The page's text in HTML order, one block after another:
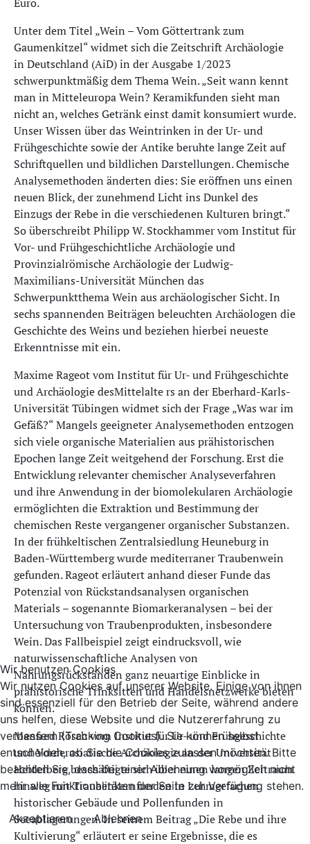
Unter dem Titel „Wein – Vom Göttertrank zum
Gaumenkitzel“ widmet sich die Zeitschrift Archäologie
in Deutschland (AiD) in der Ausgabe 1/2023
schwerpunktmäßig dem Thema Wein. „Seit wann kennt
man in Mitteleuropa Wein? Keramikfunden sieht man
nicht an, welches Getränk einst damit konsumiert wurde.
Unser Wissen über das Weintrinken in der Ur- und
Frühgeschichte sowie der Antike beruhte lange Zeit auf
Schriftquellen und bildlichen Darstellungen. Chemische
Analysemethoden änderten dies: Sie eröffnen uns einen
neuen Blick, der zunehmend Licht ins Dunkel des
Einzugs der Rebe in die verschiedenen Kulturen bringt.“
So überschreibt Philipp W. Stockhammer vom Institut für
Vor- und Frühgeschichtliche Archäologie und
Provinzialrömische Archäologie der Ludwig-
Maximilians-Universität München das
Schwerpunktthema Wein aus archäologischer Sicht. In
sechs spannenden Beiträgen beleuchten Archäologen die
Geschichte des Weins und beziehen hierbei neueste
Erkenntnisse mit ein.
Maxime Rageot vom Institut für Ur- und Frühgeschichte
und Archäologie desMittelalte rs an der Eberhard-Karls-
Universität Tübingen widmet sich der Frage „Was war im
Gefäß?“ Mangels geeigneter Analysemethoden entzogen
sich viele organische Materialien aus prähistorischen
Epochen lange Zeit weitgehend der Forschung. Erst die
Entwicklung relevanter chemischer Analyseverfahren
und ihre Anwendung in der biomolekularen Archäologie
ermöglichten die Extraktion und Bestimmung der
chemischen Reste vergangener organischer Substanzen.
In der frühkeltischen Zentralsiedlung Heuneburg in
Baden-Württemberg wurde mediterraner Traubenwein
gefunden. Rageot erläutert anhand dieser Funde das
Potenzial von Rückstandsanalysen organischen
Materials – sogenannte Biomarkeranalysen – bei der
Untersuchung von Traubenprodukten, insbesondere
Wein. Das Fallbeispiel zeigt eindrucksvoll, wie
naturwissenschaftliche Analysen von
Nahrungsrückständen ganz neuartige Einblicke in
prähistorische Trinksitten und Handelsnetzwerke bieten
können.
Manfred Rösch vom Institut für Ur- und Frühgeschichte
und Vorderasiatische Archäologie an der Universität
Heidelberg beschäftigte sich über einen langen Zeitraum
hinweg mit Traubenkernfunden in Lehmgefachen
historischer Gebäude und Pollenfunden in
Seeablagerungen. In seinem Beitrag „Die Rebe und ihre
Kultivierung“ erläutert er seine Ergebnisse, die es
Wir benutzen Cookies
Wir nutzen Cookies auf unserer Website. Einige von ihnen
sind essenziell für den Betrieb der Seite, während andere
uns helfen, diese Website und die Nutzererfahrung zu
verbessern (Tracking Cookies). Sie können selbst
entscheiden, ob Sie die Cookies zulassen möchten. Bitte
beachten Sie, dass bei einer Ablehnung womöglich nicht
mehr alle Funktionalitäten der Seite zur Verfügung stehen.
Akzeptieren Ablehnen